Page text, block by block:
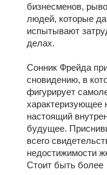
бизнесменов,
людей, которые
испытывают
делах.
Сонник Фрейда
сновидению, в
фигурирует
характеризующее
настоящий
будущее.
всего
недостижимости
Стоит быть более